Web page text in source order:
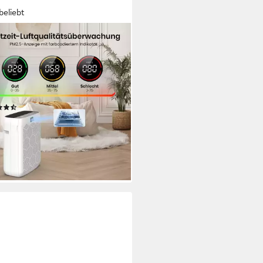
Luftreiniger JH22C für
H13 HEPA, CADR
h
13-Filter
Filtersystem
(34)
€ UVP149,99 €
- in 3-4 Werktagen bei dir